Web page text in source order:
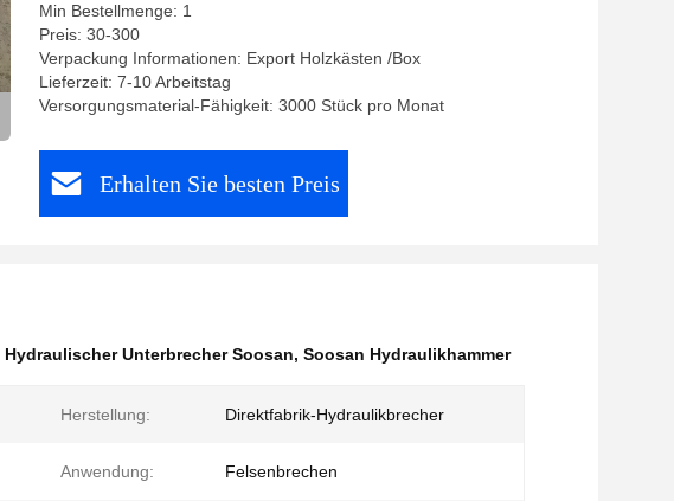
Min Bestellmenge: 1
Preis: 30-300
Verpackung Informationen: Export Holzkästen /Box
Lieferzeit: 7-10 Arbeitstag
Versorgungsmaterial-Fähigkeit: 3000 Stück pro Monat
Erhalten Sie besten Preis
Hydraulischer Unterbrecher Soosan, Soosan Hydraulikhammer
Herstellung: Direktfabrik-Hydraulikbrecher
Anwendung: Felsenbrechen